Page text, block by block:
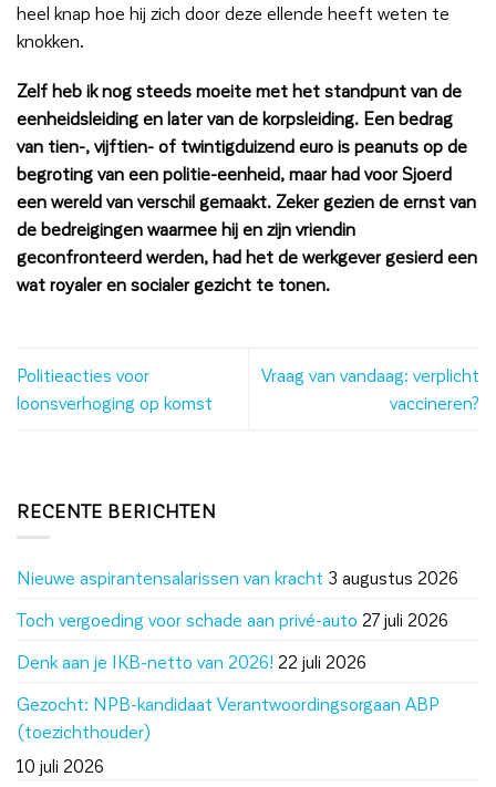
heel knap hoe hij zich door deze ellende heeft weten te
knokken.
Zelf heb ik nog steeds moeite met het standpunt van de
eenheidsleiding en later van de korpsleiding. Een bedrag
van tien-, vijftien- of twintigduizend euro is peanuts op de
begroting van een politie-eenheid, maar had voor Sjoerd
een wereld van verschil gemaakt. Zeker gezien de ernst van
de bedreigingen waarmee hij en zijn vriendin
geconfronteerd werden, had het de werkgever gesierd een
wat royaler en socialer gezicht te tonen.
Politieacties voor
loonsverhoging op komst
Vraag van vandaag: verplicht
vaccineren?
RECENTE BERICHTEN
Nieuwe aspirantensalarissen van kracht 3 augustus 2026
Toch vergoeding voor schade aan privé-auto 27 juli 2026
Denk aan je IKB-netto van 2026! 22 juli 2026
Gezocht: NPB-kandidaat Verantwoordingsorgaan ABP
(toezichthouder)
10 juli 2026